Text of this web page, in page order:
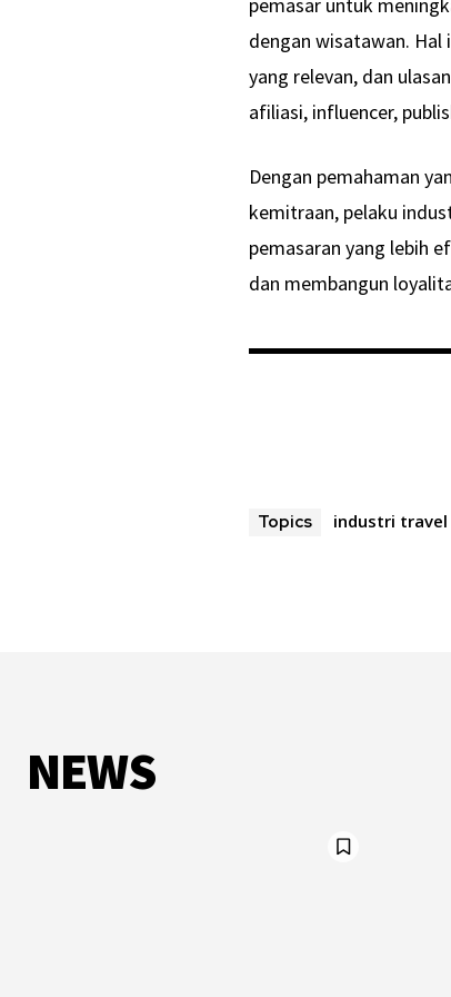
dengan wisatawan.
yang relevan, dan
afiliasi, influencer,
Dengan pemahaman
kemitraan, pelaku
pemasaran yang lebih
dan membangun
Topics industri travel
NEWS